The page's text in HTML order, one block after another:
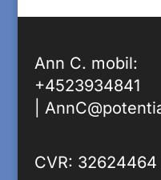
Ann C. mobil:
+4523934841
CVR: 32624464